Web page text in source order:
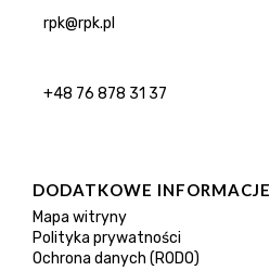
rpk@rpk.pl
+48 76 878 31 37
DODATKOWE INFORMACJE
Mapa witryny
Polityka prywatności
Ochrona danych (RODO)